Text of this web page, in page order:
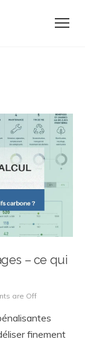
– ce qui
are Off
finement